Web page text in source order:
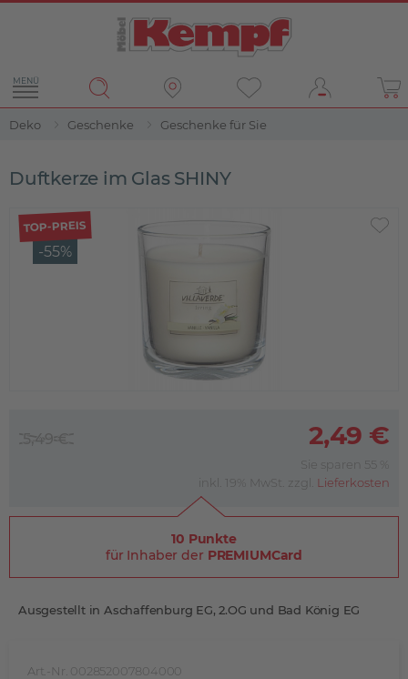
MENÜ
Deko Geschenke Geschenke für Sie
Duftkerze im Glas SHINY
TOP-PREIS
-55%
Art.-Nr. 002852007804000
2,49 €
inkl. 19% MwSt. zzgl. Lieferkosten
10 Punkte
für Inhaber der PREMIUMCard
Ausgestellt in Aschaffenburg EG, 2.OG und Bad König EG